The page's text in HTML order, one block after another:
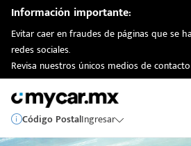
Información importante:
Evitar caer en fraudes de páginas que se
redes sociales.
Revisa nuestros únicos medios de
Código PostalIngresar